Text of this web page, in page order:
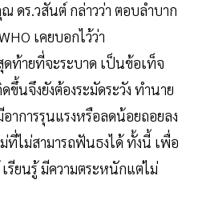
ดร.วสันต์ กล่าวว่า ตอบลำบาก
เคยบอกไว้ว่า
ท้ายที่จะระบาด เป็นข้อเท็จ
นจึงยังต้องระมัดระวัง ทำนาย
าการรุนแรงหรือลดน้อยถอยลง
ที่ไม่สามารถฟันธงได้ ทั้งนี้ เพื่อ
รียนรู้ มีความตระหนักแต่ไม่